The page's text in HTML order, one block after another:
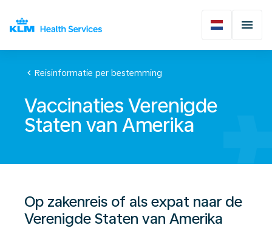
chevron_left Reisinformatie per bestemming
Vaccinaties Verenigde
Staten van Amerika
Op zakenreis of als expat naar de
Verenigde Staten van Amerika